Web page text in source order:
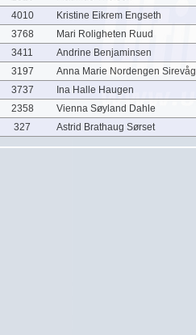
4010 Kristine Eikrem Engseth
3768 Mari Roligheten Ruud
3411 Andrine Benjaminsen
3197 Anna Marie Nordengen Sirevåg
3737 Ina Halle Haugen
2358 Vienna Søyland Dahle
327 Astrid Brathaug Sørset